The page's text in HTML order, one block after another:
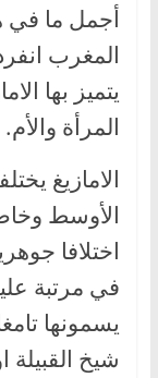
أجمل ما في
المغرب
يتميز بها
المرأة والأم.
الامازيغ
الأوسط
اختلافا
في مرتبة
يسمونها
شيخ القبيلة